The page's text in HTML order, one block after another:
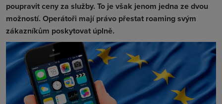
poupravit ceny za služby. To je však jenom jedna ze dvou
možností. Operátoři mají právo přestat roaming svým
zákazníkům poskytovat úplně.